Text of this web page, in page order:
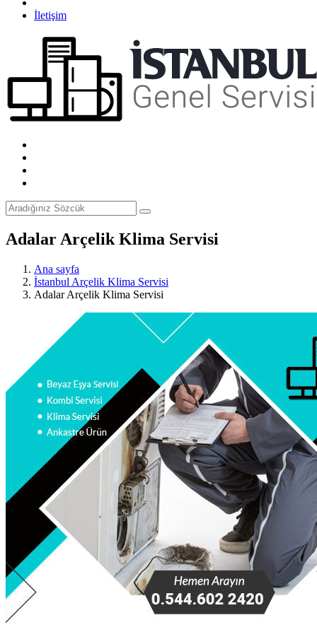
İletişim
Adalar Arçelik Klima Servisi
Ana sayfa
İstanbul Arçelik Klima Servisi
Adalar Arçelik Klima Servisi